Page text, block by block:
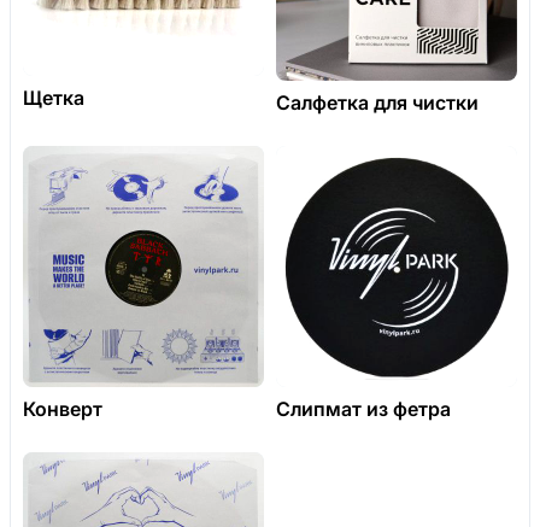
Щетка Салфетка для чистки
Конверт Слипмат из фетра